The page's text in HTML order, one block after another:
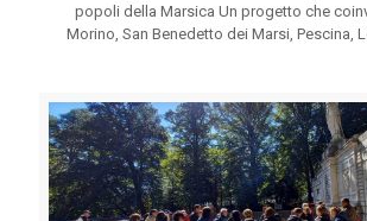
popoli della Marsica Un progetto che
Morino, San Benedetto dei Marsi, Pescina,